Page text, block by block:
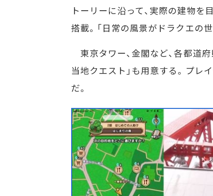
トーリーに沿って、実際の建物を
搭載。「日常の風景がドラクエの世
東京タワー、金閣など、各都道
当地クエスト」も用意する。プレ
だ。